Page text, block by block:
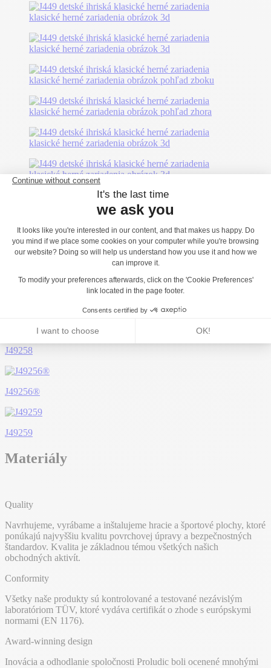
Možno sa vám bude páčiť...
J4911 - Aero kĺzačka
J49258
J49256®
J49259
Materiály
Quality
Navrhujeme, vyrábame a inštalujeme hracie a športové plochy, ktoré
ponúkajú najvyššiu kvalitu povrchovej úpravy a bezpečnostných
štandardov. Kvalita je základnou témou všetkých našich
obchodných aktivít.
Conformity
Všetky naše produkty sú kontrolované a testované nezávislým
laboratóriom TÜV, ktoré vydáva certifikát o zhode s európskymi
normami (EN 1176).
Award-winning design
Inovácia a odhodlanie spoločnosti Proludic boli ocenené mnohými